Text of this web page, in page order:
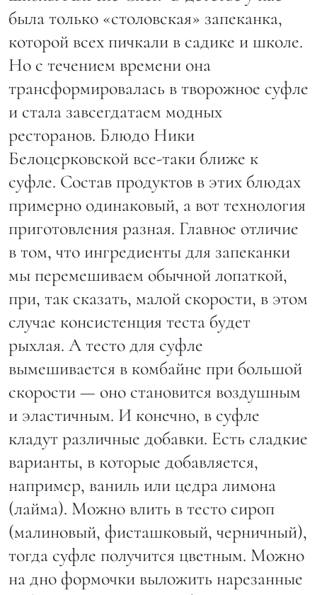
была только «столовская» запеканка,
которой всех пичкали в садике и школе.
Но с течением времени она
трансформировалась в творожное суфле
и стала завсегдатаем модных
ресторанов. Блюдо Ники
Белоцерковской все-таки ближе к
суфле. Состав продуктов в этих блюдах
примерно одинаковый, а вот технология
приготовления разная. Главное отличие
в том, что ингредиенты для запеканки
мы перемешиваем обычной лопаткой,
при, так сказать, малой скорости, в этом
случае консистенция теста будет
рыхлая. А тесто для суфле
вымешивается в комбайне при большой
скорости — оно становится воздушным
и эластичным. И конечно, в суфле
кладут различные добавки. Есть сладкие
варианты, в которые добавляется,
например, ваниль или цедра лимона
(лайма). Можно влить в тесто сироп
(малиновый, фисташковый, черничный),
тогда суфле получится цветным. Можно
на дно формочки выложить нарезанные